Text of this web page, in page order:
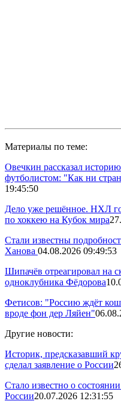
Материалы по теме:
Овечкин рассказал
футболистом: "Как ни
19:45:50
Дело уже решённое. НХЛ
по хоккею на Кубок мира
Стали известны
Ханова 04.08.2026 09:49:53
Шипачёв отреагировал на
одноклубника Фёдорова
Фетисов: "Россию ждёт
вроде фон дер Ляйен"
Другие новости:
Историк, предсказавший
сделал заявление о России
Стало известно о
России20.07.2026 12:31:55